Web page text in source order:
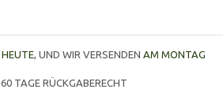
HEUTE , UND WIR VERSENDEN AM MONTAG
60 TAGE RÜCKGABERECHT